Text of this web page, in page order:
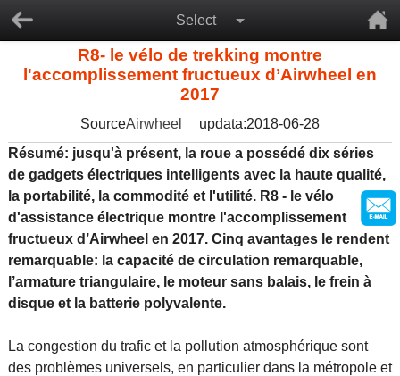
Select
R8- le vélo de trekking montre
l'accomplissement fructueux d’Airwheel en
2017
SourceAirwheel
updata:2018-06-28
Résumé: jusqu'à présent, la roue a possédé dix séries
de gadgets électriques intelligents avec la haute qualité,
la portabilité, la commodité et l'utilité. R8 - le vélo
d'assistance électrique montre l'accomplissement
fructueux d’Airwheel en 2017. Cinq avantages le rendent
remarquable: la capacité de circulation remarquable,
l’armature triangulaire, le moteur sans balais, le frein à
disque et la batterie polyvalente.
La congestion du trafic et la pollution atmosphérique sont
des problèmes universels, en particulier dans la métropole et